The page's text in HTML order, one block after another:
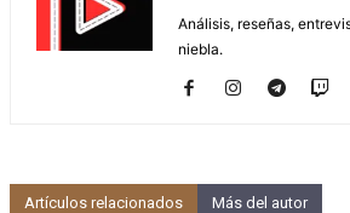
Análisis, reseñas,
niebla.
Artículos relacionados Más del autor